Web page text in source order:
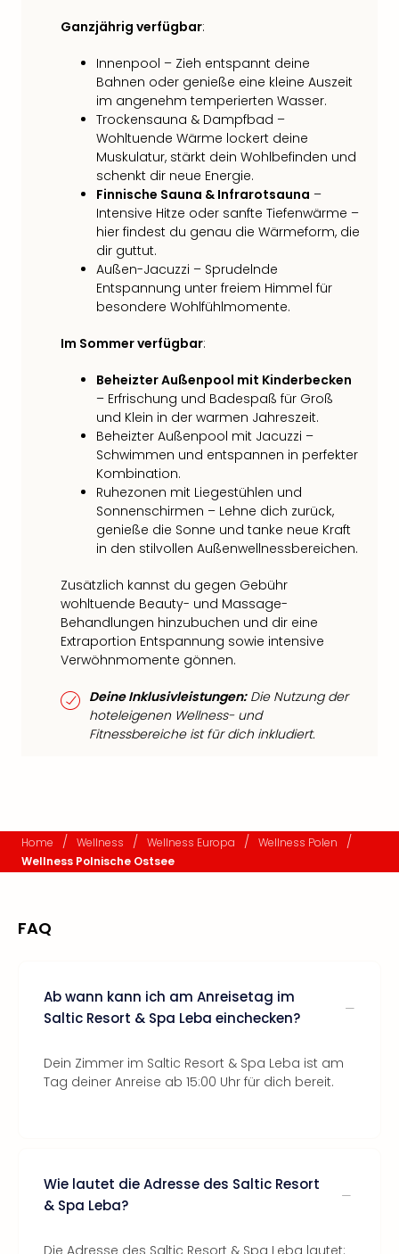
Ganzjährig verfügbar:
Innenpool – Zieh entspannt deine
Bahnen oder genieße eine kleine Auszeit
im angenehm temperierten Wasser.
Trockensauna & Dampfbad –
Wohltuende Wärme lockert deine
Muskulatur, stärkt dein Wohlbefinden und
schenkt dir neue Energie.
Finnische Sauna & Infrarotsauna –
Intensive Hitze oder sanfte Tiefenwärme –
hier findest du genau die Wärmeform, die
dir guttut.
Außen-Jacuzzi – Sprudelnde
Entspannung unter freiem Himmel für
besondere Wohlfühlmomente.
Im Sommer verfügbar:
Beheizter Außenpool mit Kinderbecken
– Erfrischung und Badespaß für Groß
und Klein in der warmen Jahreszeit.
Beheizter Außenpool mit Jacuzzi –
Schwimmen und entspannen in perfekter
Kombination.
Ruhezonen mit Liegestühlen und
Sonnenschirmen – Lehne dich zurück,
genieße die Sonne und tanke neue Kraft
in den stilvollen Außenwellnessbereichen.
Zusätzlich kannst du gegen Gebühr
wohltuende Beauty- und Massage-
Behandlungen hinzubuchen und dir eine
Extraportion Entspannung sowie intensive
Verwöhnmomente gönnen.
Deine Inklusivleistungen:Die Nutzung der
hoteleigenen Wellness- und
Fitnessbereiche ist für dich inkludiert.
Home / Wellness / Wellness Europa / Wellness Polen /
Wellness Polnische Ostsee
FAQ
Ab wann kann ich am Anreisetag im
Saltic Resort & Spa Leba einchecken?
Dein Zimmer im Saltic Resort & Spa Leba ist am
Tag deiner Anreise ab 15:00 Uhr für dich bereit.
Wie lautet die Adresse des Saltic Resort
& Spa Leba?
Die Adresse des Saltic Resort & Spa Leba lautet: